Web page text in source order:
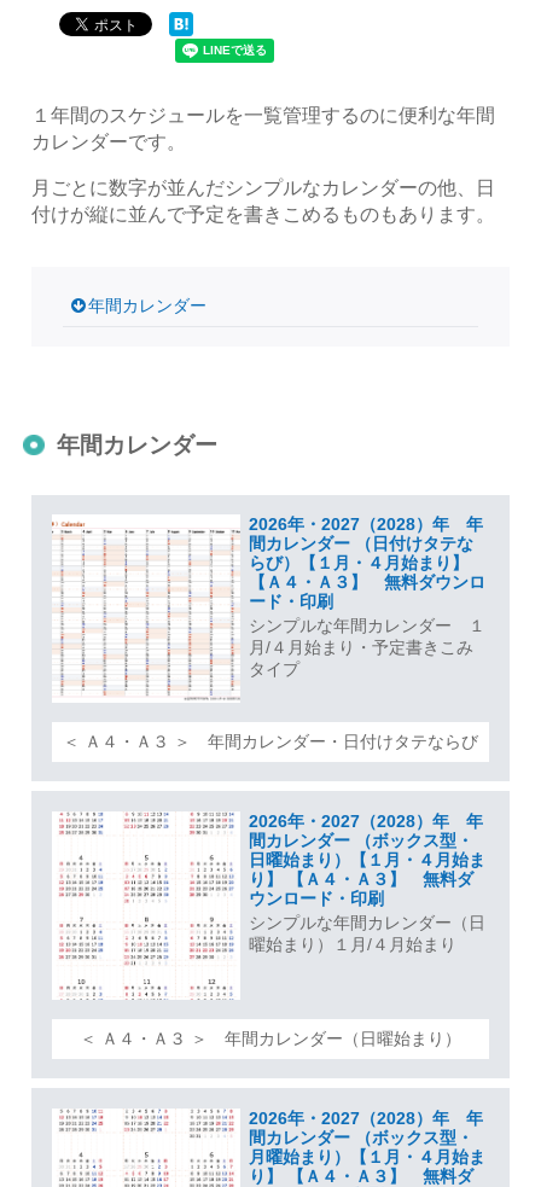
１年間のスケジュールを一覧管理するのに便利な年間
カレンダーです。
月ごとに数字が並んだシンプルなカレンダーの他、日
付けが縦に並んで予定を書きこめるものもあります。
年間カレンダー
年間カレンダー
2026年・2027（2028）年 年
間カレンダー （日付けタテな
らび）【１月・４月始まり】
【Ａ４・Ａ３】 無料ダウンロ
ード・印刷
シンプルな年間カレンダー １
月/４月始まり・予定書きこみ
タイプ
＜ Ａ４・Ａ３ ＞ 年間カレンダー・日付けタテならび
2026年・2027（2028）年 年
間カレンダー （ボックス型・
日曜始まり）【１月・４月始ま
り】 【Ａ４・Ａ３】 無料ダ
ウンロード・印刷
シンプルな年間カレンダー（日
曜始まり）１月/４月始まり
＜ Ａ４・Ａ３ ＞ 年間カレンダー（日曜始まり）
2026年・2027（2028）年 年
間カレンダー （ボックス型・
月曜始まり）【１月・４月始ま
り】 【Ａ４・Ａ３】 無料ダ